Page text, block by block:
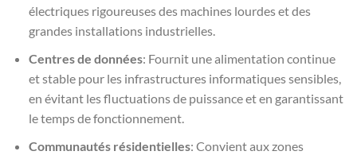
électriques rigoureuses des machines lourdes et des
grandes installations industrielles.
Centres de données: Fournit une alimentation continue
et stable pour les infrastructures informatiques sensibles,
en évitant les fluctuations de puissance et en garantissant
le temps de fonctionnement.
Communautés résidentielles: Convient aux zones